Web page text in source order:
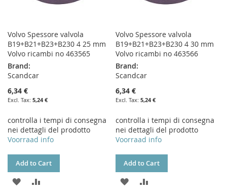
Volvo Spessore valvola
B19+B21+B23+B230 4 25 mm
Volvo ricambi no 463565
Brand:
Scandcar
6,34 €
5,24 €
controlla i tempi di consegna
nei dettagli del prodotto
Voorraad info
Add to Cart
ADD
Volvo Spessore valvola
B19+B21+B23+B230 4 30 mm
Volvo ricambi no 463566
Brand:
Scandcar
6,34 €
5,24 €
controlla i tempi di consegna
nei dettagli del prodotto
Voorraad info
Add to Cart
ADD